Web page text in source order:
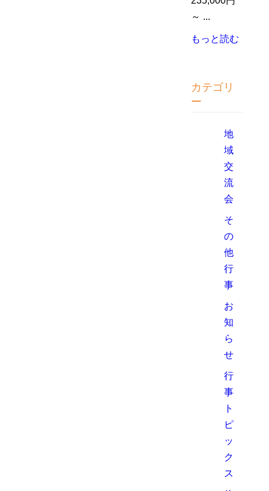
～ ...
もっと読む
カテゴリ
ー
地
域
交
流
会
そ
の
他
行
事
お
知
ら
せ
行
事
ト
ピ
ッ
ク
ス